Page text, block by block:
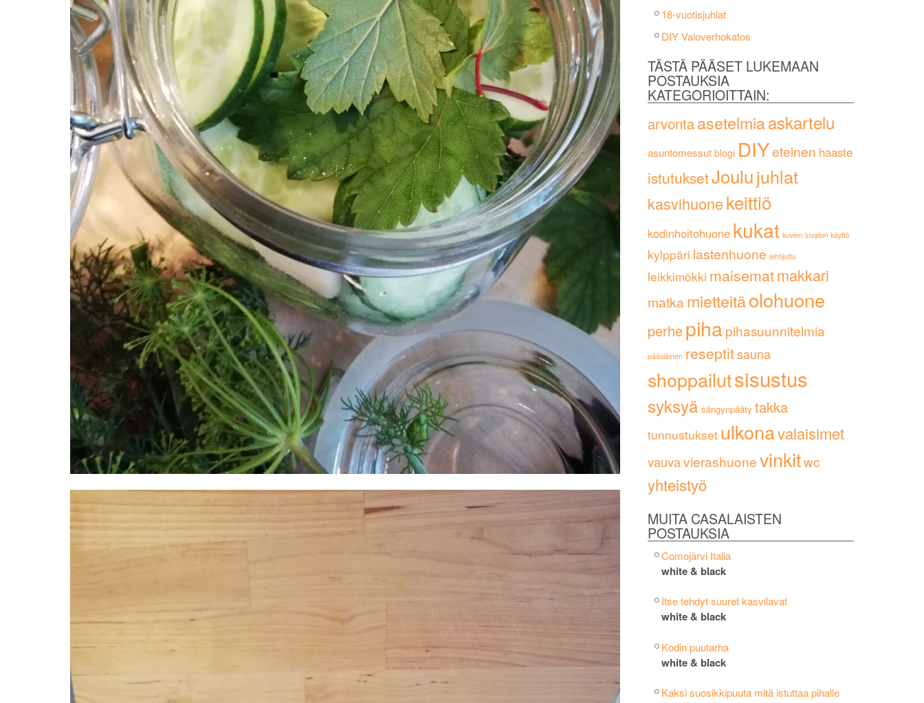
18-vuotisjuhlat
DIY Valoverhokatos
TÄSTÄ PÄÄSET LUKEMAAN
POSTAUKSIA
KATEGORIOITTAIN:
arvontaasetelmiaaskartelu
asuntomessut blogi DIYeteinen haaste
istutuksetJoulujuhlat
kasvihuonekeittiö
kodinhoitohuone kukat kuvien luvaton käyttö
kylppäri lastenhuone lehtijuttu
leikkimökki maisematmakkari
matkamietteitäolohuone
perhepihapihasuunnitelmia
pääsiäinen reseptitsauna
shoppailutsisustus
syksyä sängynpääty takka
tunnustukset ulkonavalaisimet
vauvavierashuonevinkitwc
yhteistyö
MUITA CASALAISTEN
POSTAUKSIA
Comojärvi Italia
white & black
Itse tehdyt suuret kasvilavat
white & black
Kodin puutarha
white & black
Kaksi suosikkipuuta mitä istuttaa pihalle